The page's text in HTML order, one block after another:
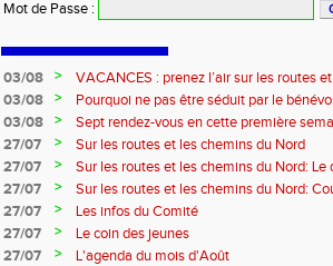
Mot de Passe :
03/08 >
VACANCES : prenez l’air sur les routes
03/08
>
Pourquoi ne pas être séduit par le
?...
03/08 >
Sept rendez-vous en cette première
27/07
>
Sur les routes et les chemins du Nord
27/07
>
Sur les routes et les chemins du Nord:
27/07
>
Sur les routes et les chemins du Nord:
Marque
27/07 >
Les infos du Comité
27/07
>
Le coin des jeunes
27/07
>
L'agenda du mois d'Août